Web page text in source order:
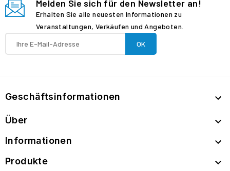
Melden Sie sich für den Newsletter an!
Erhalten Sie alle neuesten Informationen zu
Veranstaltungen, Verkäufen und Angeboten.
Geschäftsinformationen 
Über 
Informationen 
Produkte 